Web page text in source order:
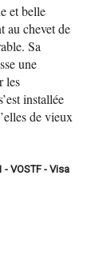
et belle
au chevet de
Sa
une
les
installée
de vieux
- VOSTF - Visa